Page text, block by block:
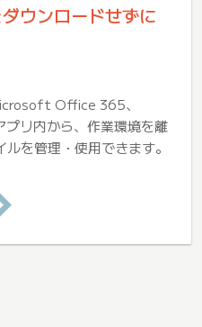
ウンロードせずに
Office 365、
リ内から、作業環境を離
を管理・使用できます。